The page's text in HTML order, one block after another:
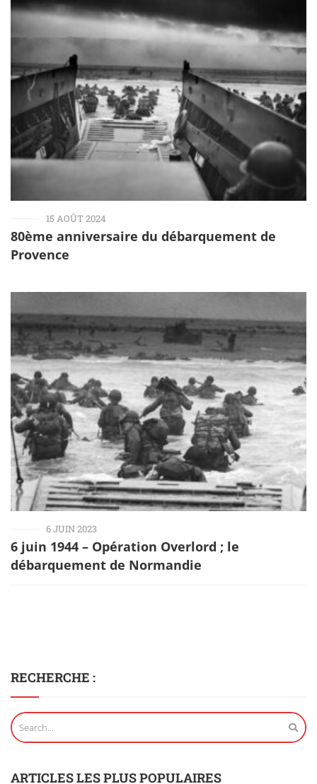
15 AOÛT 2024
80ème anniversaire du débarquement de
Provence
6 JUIN 2023
6 juin 1944 – Opération Overlord ; le
débarquement de Normandie
RECHERCHE :
ARTICLES LES PLUS POPULAIRES